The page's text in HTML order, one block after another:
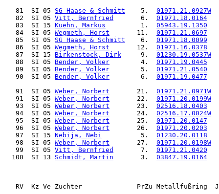
   81  SI 05
SG Haase & Schmitt
    5.
01971.21.0927W
   82  SI 05
Vitt, Bernfried
       6.
01971.18.0164
   83  SI 15
Kuehn, Markus
         1.
05943.19.1350
   84  SI 05
Wegmeth, Horst
       11.
01971.21.0697
   85  SI 05
SG Haase & Schmitt
    6.
01971.18.0099
   86  SI 05
Wegmeth, Horst
       12.
01971.16.0378
   87  SI 15
Birkenstock, Dirk
     9.
01230.19.0537W
   88  SI 05
Bender, Volker
        4.
01971.19.0445
   89  SI 05
Bender, Volker
        5.
01971.21.0540
   90  SI 05
Bender, Volker
        6.
01971.19.0477
   91  SI 05
Weber, Norbert
       21.
01971.21.0971W
   91  SI 05
Weber, Norbert
       22.
01971.20.0199W
   93  SI 05
Weber, Norbert
       23.
02516.18.0403
   94  SI 05
Weber, Norbert
       24.
02516.17.0024W
   95  SI 05
Weber, Norbert
       25.
01971.20.0147
   96  SI 05
Weber, Norbert
       26.
01971.20.0203
   97  SI 15
Nebija, Nebi
          5.
01230.20.0118
   98  SI 05
Weber, Norbert
       27.
01971.20.0198W
   99  SI 05
Vitt, Bernfried
       7.
01971.21.0420
  100  SI 13
Schmidt, Martin
       3.
03847.19.0164
RV  Kz Ve Züchter              PrZü Metallfußring